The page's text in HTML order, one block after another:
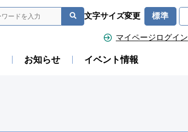
文字サイズ変更 標準
マイページログイン
お知らせ イベント情報